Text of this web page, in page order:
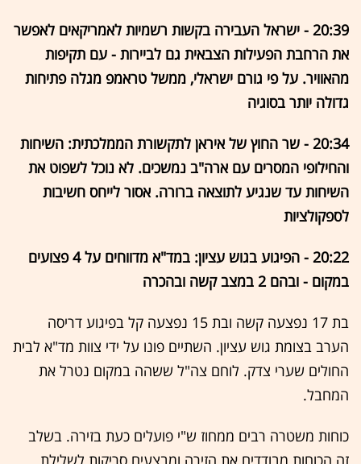
20:39 - ישראל העבירה בקשות רשמיות לאמריקאים לאפשר
את הרחבת הפעילות הצבאית גם לביירות - עם תקיפות
מהאוויר. על פי גורם ישראלי, ממשל טראמפ מגלה פתיחות
גדולה יותר בסוגיה
20:34 - שר החוץ של איראן לתקשורת הממלכתית: השיחות
והחילופי המסרים עם ארה"ב נמשכים. לא נוכל לשפוט את
השיחות עד שנגיע לתוצאה ברורה. אסור לייחס חשיבות
לספקולציות
20:22 - הפיגוע בגוש עציון: במד"א מדווחים על 4 פצועים
במקום - ובהם 2 במצב קשה ובהכרה
בת 17 נפצעה קשה ובת 15 נפצעה קל בפיגוע דריסה
הערב בצומת גוש עציון. השתיים פונו על ידי צוות מד"א לבית
החולים שערי צדק. לוחם צה"ל ששהה במקום נטרל את
המחבל.
כוחות משטרה רבים ממחוז ש"י פועלים כעת בזירה. בשלב